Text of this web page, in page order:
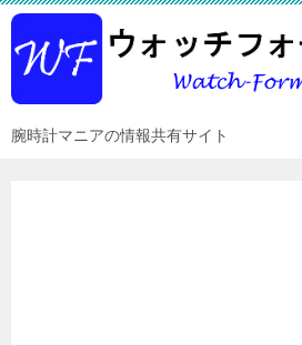
腕時計マニアの情報共有サイト